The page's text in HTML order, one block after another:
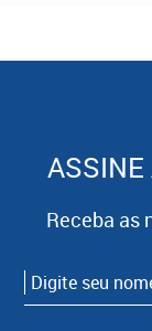
Receba as